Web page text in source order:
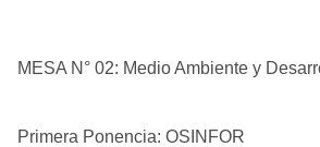
MESA N° 02: Medio Ambiente y
Primera Ponencia: OSINFOR